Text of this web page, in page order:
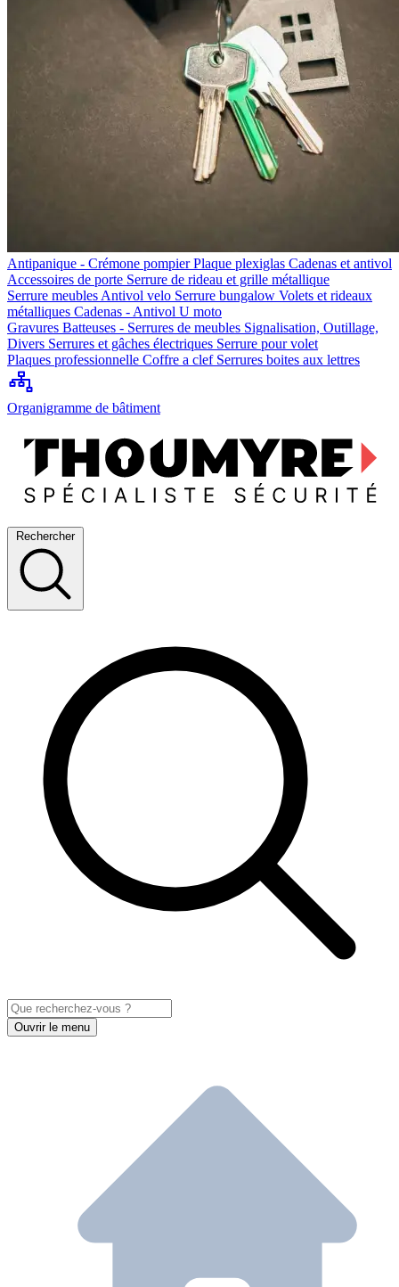
Antipanique - Crémone pompierPlaque plexiglas Cadenas et antivol
Accessoires de porte Serrure de rideau et grille métallique
Serrure meubles Antivol velo Serrure bungalow Volets et rideaux
métalliques Cadenas - Antivol U moto
Gravures Batteuses - Serrures de meubles Signalisation, Outillage,
Divers Serrures et gâches électriques Serrure pour volet
Plaques professionnelle Coffre a clef Serrures boites aux lettres
Organigramme de bâtiment
Rechercher
Ouvrir le menu